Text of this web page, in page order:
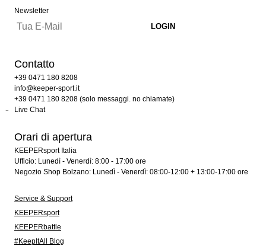
Newsletter
Contatto
+39 0471 180 8208
info@keeper-sport.it
+39 0471 180 8208 (solo messaggi. no chiamate)
Live Chat
Orari di apertura
KEEPERsport Italia
Ufficio: Lunedì - Venerdì: 8:00 - 17:00 ore
Negozio Shop Bolzano: Lunedì - Venerdì: 08:00-12:00 + 13:00-17:00 ore
Service & Support
KEEPERsport
KEEPERbattle
#KeepItAll Blog